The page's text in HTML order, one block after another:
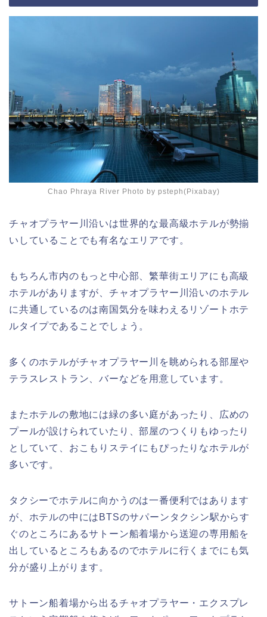
Chao Phraya River Photo by psteph(Pixabay)
チャオプラヤー川沿いは世界的な最高級ホテルが勢揃
いしていることでも有名なエリアです。
もちろん市内のもっと中心部、繁華街エリアにも高級
ホテルがありますが、チャオプラヤー川沿いのホテル
に共通しているのは南国気分を味わえるリゾートホテ
ルタイプであることでしょう。
多くのホテルがチャオプラヤー川を眺められる部屋や
テラスレストラン、バーなどを用意しています。
またホテルの敷地には緑の多い庭があったり、広めの
プールが設けられていたり、部屋のつくりもゆったり
としていて、おこもりステイにもぴったりなホテルが
多いです。
タクシーでホテルに向かうのは一番便利ではあります
が、ホテルの中にはBTSのサパーンタクシン駅からす
ぐのところにあるサトーン船着場から送迎の専用船を
出しているところもあるのでホテルに行くまでにも気
分が盛り上がります。
サトーン船着場から出るチャオプラヤー・エクスプレ